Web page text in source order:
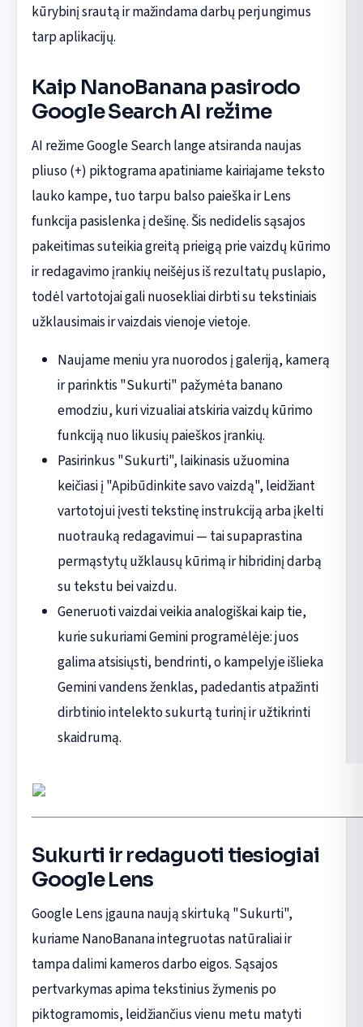
kūrybinį srautą ir mažindama darbų perjungimus
tarp aplikacijų.
Kaip NanoBanana pasirodo
Google Search AI režime
AI režime Google Search lange atsiranda naujas
pliuso (+) piktograma apatiniame kairiajame teksto
lauko kampe, tuo tarpu balso paieška ir Lens
funkcija pasislenka į dešinę. Šis nedidelis sąsajos
pakeitimas suteikia greitą prieigą prie vaizdų kūrimo
ir redagavimo įrankių neišėjus iš rezultatų puslapio,
todėl vartotojai gali nuosekliai dirbti su tekstiniais
užklausimais ir vaizdais vienoje vietoje.
Naujame meniu yra nuorodos į galeriją, kamerą
ir parinktis "Sukurti" pažymėta banano
emodziu, kuri vizualiai atskiria vaizdų kūrimo
funkciją nuo likusių paieškos įrankių.
Pasirinkus "Sukurti", laikinasis užuomina
keičiasi į "Apibūdinkite savo vaizdą", leidžiant
vartotojui įvesti tekstinę instrukciją arba įkelti
nuotrauką redagavimui — tai supaprastina
permąstytų užklausų kūrimą ir hibridinį darbą
su tekstu bei vaizdu.
Generuoti vaizdai veikia analogiškai kaip tie,
kurie sukuriami Gemini programėlėje: juos
galima atsisiųsti, bendrinti, o kampelyje išlieka
Gemini vandens ženklas, padedantis atpažinti
dirbtinio intelekto sukurtą turinį ir užtikrinti
skaidrumą.
Sukurti ir redaguoti tiesiogiai
Google Lens
Google Lens įgauna naują skirtuką "Sukurti",
kuriame NanoBanana integruotas natūraliai ir
tampa dalimi kameros darbo eigos. Sąsajos
pertvarkymas apima tekstinius žymenis po
piktogramomis, leidžiančius vienu metu matyti